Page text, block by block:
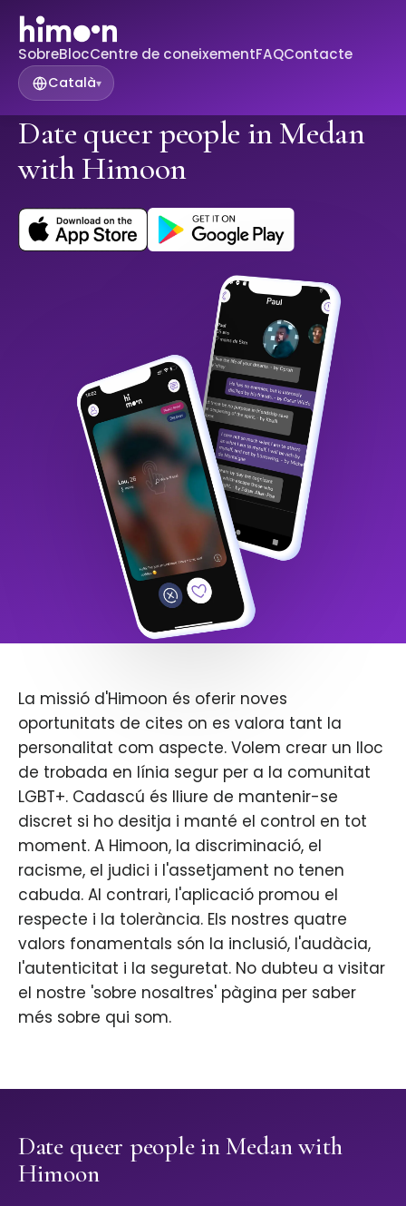
SobreBlocCentre de coneixementFAQContacte
Català▾
Date queer people in Medan
with Himoon
La missió d'Himoon és oferir noves
oportunitats de cites on es valora tant la
personalitat com aspecte. Volem crear un lloc
de trobada en línia segur per a la comunitat
LGBT+. Cadascú és lliure de mantenir-se
discret si ho desitja i manté el control en tot
moment. A Himoon, la discriminació, el
racisme, el judici i l'assetjament no tenen
cabuda. Al contrari, l'aplicació promou el
respecte i la tolerància. Els nostres quatre
valors fonamentals són la inclusió, l'audàcia,
l'autenticitat i la seguretat. No dubteu a visitar
el nostre 'sobre nosaltres' pàgina per saber
més sobre qui som.
Date queer people in Medan with
Himoon